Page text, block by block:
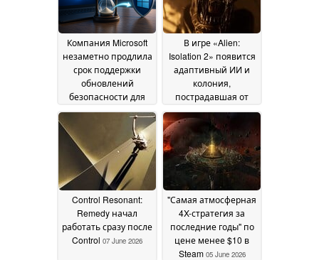
Компания Microsoft
незаметно продлила
срок поддержки
обновлений
безопасности для
Windows 10 до 2027
28 June 2026
В игре «Alien:
Isolation 2» появится
адаптивный ИИ и
колония,
пострадавшая от
урагана14 June 2026
Control Resonant:
Remedy начал
работать сразу после
Control 07 June 2026
"Самая атмосферная
4X-стратегия за
последние годы" по
цене менее $10 в
Steam 05 June 2026